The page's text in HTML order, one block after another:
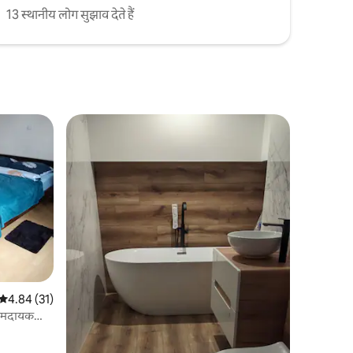
13 स्थानीय लोग सुझाव देते हैं
रेटिंग 5 में से 4.84, 31 समीक्षाएँ
4.84 (31)